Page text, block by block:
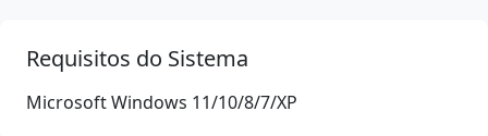
Requisitos do Sistema
Microsoft Windows 11/10/8/7/XP